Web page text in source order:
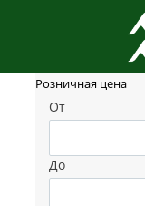
Фильтр
Розничная цена
От
До